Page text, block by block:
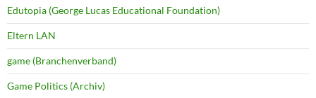
Edutopia (George Lucas Educational Foundation)
Eltern LAN
game (Branchenverband)
Game Politics (Archiv)